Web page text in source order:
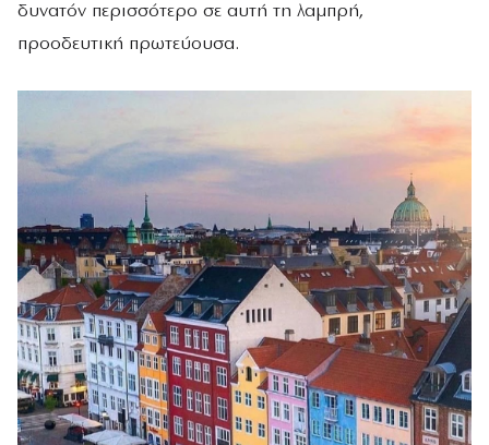
δυνατόν περισσότερο σε αυτή τη λαμπρή,
προοδευτική πρωτεύουσα.